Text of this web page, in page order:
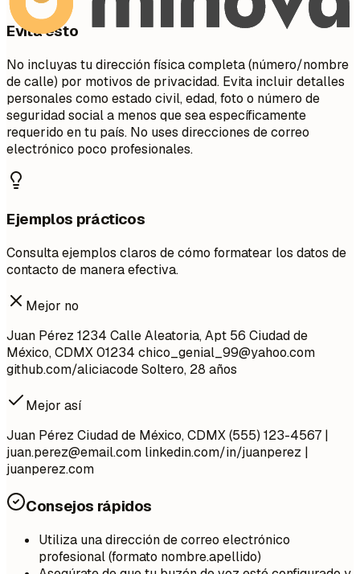
Evita esto
No incluyas tu dirección física completa (número/nombre
de calle) por motivos de privacidad. Evita incluir detalles
personales como estado civil, edad, foto o número de
seguridad social a menos que sea específicamente
requerido en tu país. No uses direcciones de correo
electrónico poco profesionales.
Ejemplos prácticos
Consulta ejemplos claros de cómo formatear los datos de
contacto de manera efectiva.
Mejor no
Juan Pérez 1234 Calle Aleatoria, Apt 56 Ciudad de
México, CDMX 01234 chico_genial_99@yahoo.com
github.com/aliciacode Soltero, 28 años
Mejor así
Juan Pérez Ciudad de México, CDMX (555) 123-4567 |
juan.perez@email.com linkedin.com/in/juanperez |
juanperez.com
Consejos rápidos
Utiliza una dirección de correo electrónico
profesional (formato nombre.apellido)